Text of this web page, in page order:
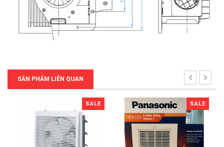
SẢN PHẨM LIÊN QUAN
SALE SALE